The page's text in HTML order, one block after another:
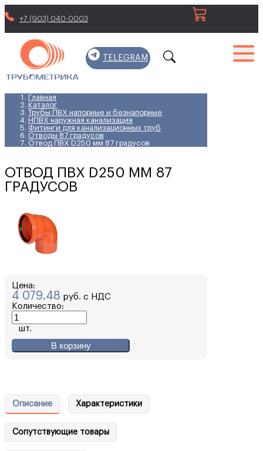
+7 (903) 040-0003
TELEGRAM
Главная
Каталог
Трубы ПВХ напорные и безнапорные
НПВХ наружная канализация
Фитинги для канализационных труб
Отводы 87 градусов
Отвод ПВХ D250 мм 87 градусов
ОТВОД ПВХ D250 ММ 87
ГРАДУСОВ
Цена:
4 079.48 руб. с НДС
Количество:
шт.
В корзину
Описание Характеристики
Сопутствующие товары